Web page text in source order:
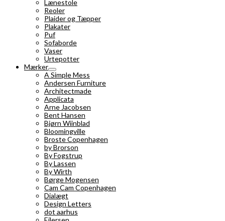
Lænestole
Reoler
Plaider og Tæpper
Plakater
Puf
Sofaborde
Vaser
Urtepotter
Mærker
A Simple Mess
Andersen Furniture
Architectmade
Applicata
Arne Jacobsen
Bent Hansen
Bjørn Wiinblad
Bloomingville
Broste Copenhagen
by Brorson
By Fogstrup
By Lassen
By Wirth
Børge Mogensen
Cam Cam Copenhagen
Dialægt
Design Letters
dot aarhus